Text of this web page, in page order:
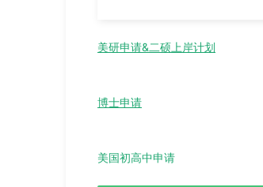
美研申请&二硕上岸计划
博士申请
美国初高中申请